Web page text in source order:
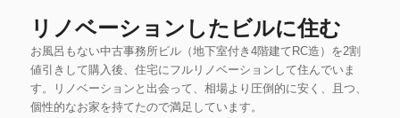
リノベーションしたビルに住む
お風呂もない中古事務所ビル（地下室付き4階建てRC造）を2割
値引きして購入後、住宅にフルリノベーションして住んでいま
す。リノベーションと出会って、相場より圧倒的に安く、且つ、
個性的なお家を持てたので満足しています。